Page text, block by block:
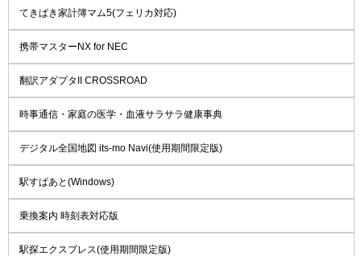
てきぱき家計簿マム5(フェリカ対応)
携帯マスターNX for NEC
翻訳アダプタII CROSSROAD
時事通信・家庭の医学・血液サラサラ健康事典
デジタル全国地図 its-mo Navi(使用期間限定版)
駅すぱあと(Windows)
乗換案内 時刻表対応版
駅探エクスプレス(使用期間限定版)